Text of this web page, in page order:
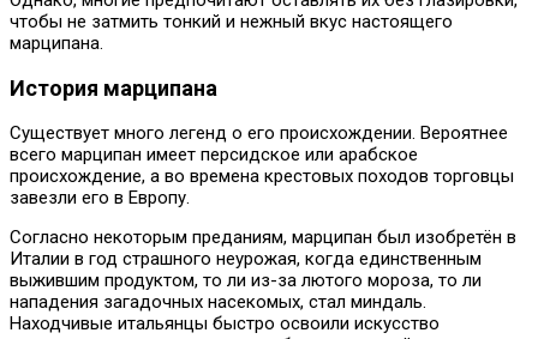
чтобы не затмить тонкий и нежный вкус настоящего
марципана.
История марципана
Существует много легенд о его происхождении. Вероятнее
всего марципан имеет персидское или арабское
происхождение, а во времена крестовых походов торговцы
завезли его в Европу.
Согласно некоторым преданиям, марципан был изобретён в
Италии в год страшного неурожая, когда единственным
выжившим продуктом, то ли из-за лютого мороза, то ли
нападения загадочных насекомых, стал миндаль.
Находчивые итальянцы быстро освоили искусство